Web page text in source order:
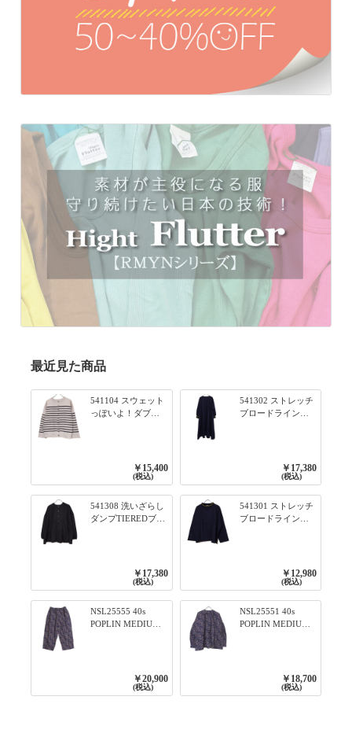
最近見た商品
541104 スウェット
っぽいよ！ダブル
プルオーバー 101オ
フベージュ×ネイビ
ー／レッド
￥15,400
(税込)
541302 ストレッチ
ブロードライン入
ワンピース 79ネイ
￥17,380
(税込)
541308 洗いざらし
ダンプTIEREDブシ
￥17,380
(税込)
541301 ストレッチ
ブロードライン入
リブプルオーバー
79ネイビー
￥12,980
(税込)
NSL25555 40s
POPLIN MEDIUM
￥20,900
(税込)
NSL25551 40s
POPLIN MEDIUM
3800NAVY BASE
￥18,700
(税込)